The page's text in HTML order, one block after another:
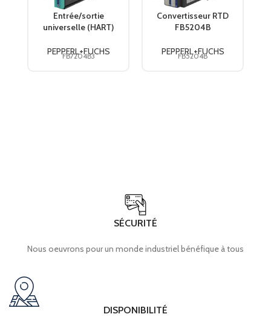
Entrée/sortie
universelle (HART)
PEPPERL+FUCHS
PEPPERL+FUCHS
FB7204B3
Convertisseur RTD
FB5204B
PEPPERL+FUCHS
FB5204B
SÉCURITÉ
Nous oeuvrons pour un monde industriel bénéfique à tous
DISPONIBILITÉ